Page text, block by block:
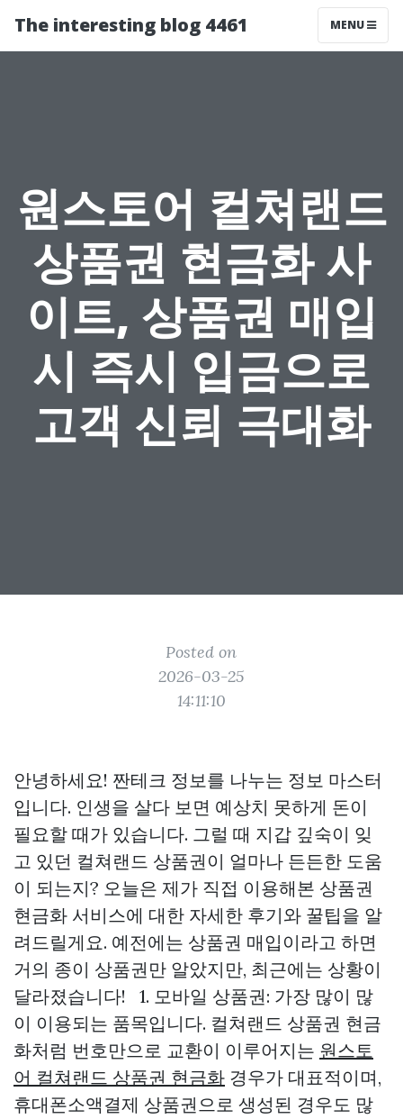
The interesting blog 4461 MENU
원스토어 컬쳐랜드
상품권 현금화 사
이트, 상품권 매입
시 즉시 입금으로
고객 신뢰 극대화
Posted on
2026-03-25
14:11:10
안녕하세요! 짠테크 정보를 나누는 정보 마스터
입니다. 인생을 살다 보면 예상치 못하게 돈이
필요할 때가 있습니다. 그럴 때 지갑 깊숙이 잊
고 있던 컬쳐랜드 상품권이 얼마나 든든한 도움
이 되는지? 오늘은 제가 직접 이용해본 상품권
현금화 서비스에 대한 자세한 후기와 꿀팁을 알
려드릴게요. 예전에는 상품권 매입이라고 하면
거의 종이 상품권만 알았지만, 최근에는 상황이
달라졌습니다! 1. 모바일 상품권: 가장 많이 많
이 이용되는 품목입니다. 컬쳐랜드 상품권 현금
화처럼 번호만으로 교환이 이루어지는 원스토
어 컬쳐랜드 상품권 현금화 경우가 대표적이며,
휴대폰소액결제 상품권으로 생성된 경우도 많